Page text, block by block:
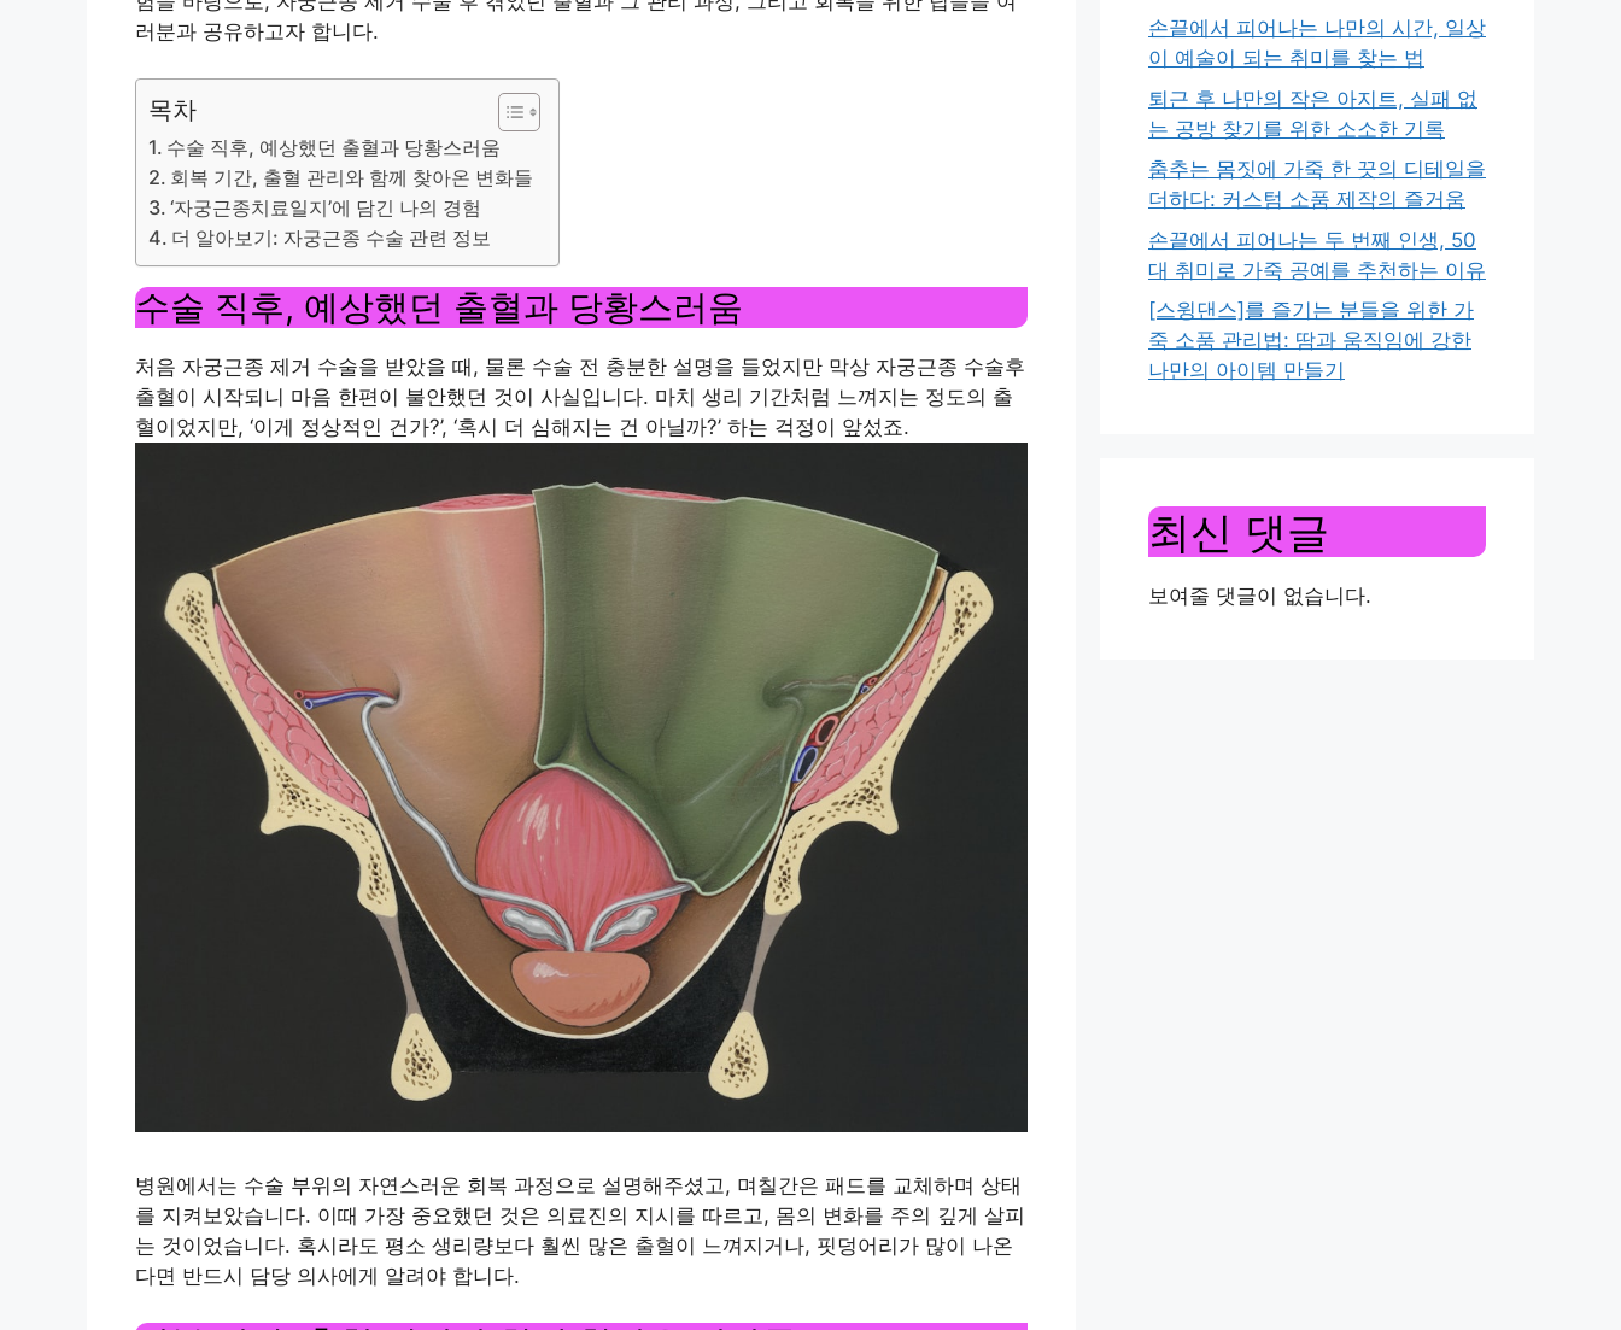
러분과 공유하고자 합니다.
목차
수술 직후, 예상했던 출혈과 당황스러움
회복 기간, 출혈 관리와 함께 찾아온 변화들
‘자궁근종치료일지’에 담긴 나의 경험
더 알아보기: 자궁근종 수술 관련 정보
수술 직후, 예상했던 출혈과 당황스러움
처음 자궁근종 제거 수술을 받았을 때, 물론 수술 전 충분한 설명을 들었지만 막상 자궁근종 수술후
출혈이 시작되니 마음 한편이 불안했던 것이 사실입니다. 마치 생리 기간처럼 느껴지는 정도의 출
혈이었지만, ‘이게 정상적인 건가?’, ‘혹시 더 심해지는 건 아닐까?’ 하는 걱정이 앞섰죠.
병원에서는 수술 부위의 자연스러운 회복 과정으로 설명해주셨고, 며칠간은 패드를 교체하며 상태
를 지켜보았습니다. 이때 가장 중요했던 것은 의료진의 지시를 따르고, 몸의 변화를 주의 깊게 살피
는 것이었습니다. 혹시라도 평소 생리량보다 훨씬 많은 출혈이 느껴지거나, 핏덩어리가 많이 나온
다면 반드시 담당 의사에게 알려야 합니다.
손끝에서 피어나는 나만의 시간, 일상
이 예술이 되는 취미를 찾는 법
퇴근 후 나만의 작은 아지트, 실패 없
는 공방 찾기를 위한 소소한 기록
춤추는 몸짓에 가죽 한 끗의 디테일을
더하다: 커스텀 소품 제작의 즐거움
손끝에서 피어나는 두 번째 인생, 50
대 취미로 가죽 공예를 추천하는 이유
[스윙댄스]를 즐기는 분들을 위한 가
죽 소품 관리법: 땀과 움직임에 강한
나만의 아이템 만들기
최신 댓글
보여줄 댓글이 없습니다.